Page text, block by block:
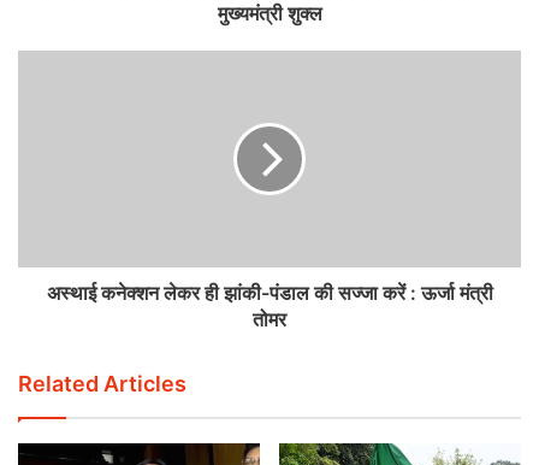
मुख्यमंत्री शुक्ल
अस्थाई कनेक्शन लेकर ही झांकी-पंडाल की सज्जा करें : ऊर्जा मंत्री
तोमर
Related Articles